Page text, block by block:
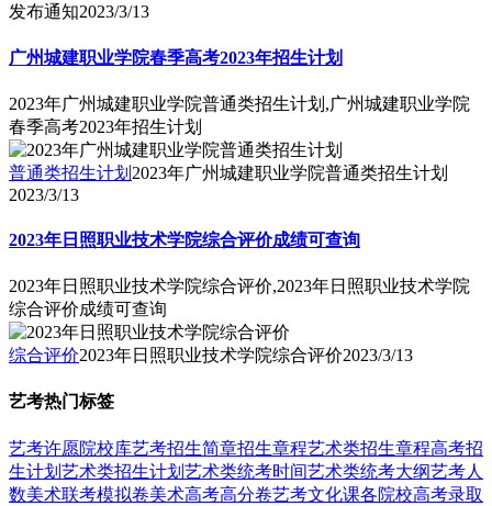
发布通知2023/3/13
广州城建职业学院春季高考2023年招生计划
2023年广州城建职业学院普通类招生计划,广州城建职业学院
春季高考2023年招生计划
普通类招生计划 2023年广州城建职业学院普通类招生计划
2023/3/13
2023年日照职业技术学院综合评价成绩可查询
2023年日照职业技术学院综合评价,2023年日照职业技术学院
综合评价成绩可查询
综合评价2023年日照职业技术学院综合评价2023/3/13
艺考热门标签
艺考许愿院校库艺考招生简章招生章程艺术类招生章程高考招
生计划 艺术类招生计划 艺术类统考时间艺术类统考大纲艺考人
数美术联考模拟卷美术高考高分卷艺考文化课各院校高考录取